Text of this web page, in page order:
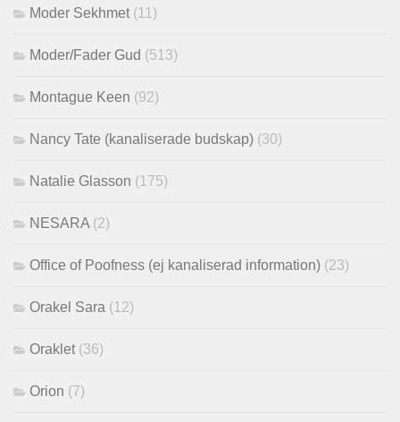
Moder Sekhmet (11)
Moder/Fader Gud (513)
Montague Keen (92)
Nancy Tate (kanaliserade budskap) (30)
Natalie Glasson (175)
NESARA (2)
Office of Poofness (ej kanaliserad information) (23)
Orakel Sara (12)
Oraklet (36)
Orion (7)